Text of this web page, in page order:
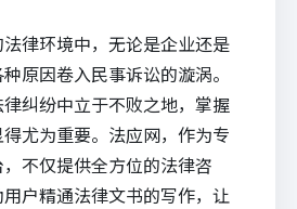
律环境中，无论是企业还是
原因卷入民事诉讼的漩涡。
纠纷中立于不败之地，掌握
尤为重要。 法应网，作为专
不仅提供全方位的法律咨
户精通法律文书的写作，让